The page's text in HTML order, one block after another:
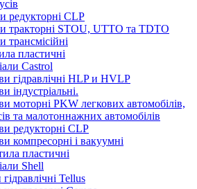
редукторні CLP
тракторні STOU, UTTO та TDTO
трансмісійні
пластичні
Castrol
гідравлічні HLP и HVLP
індустріальні.
моторні PKW легкових автомобілів,
та малотоннажних автомобілів
редукторні CLP
компресорні і вакуумні
пластичні
Shell
Tellus